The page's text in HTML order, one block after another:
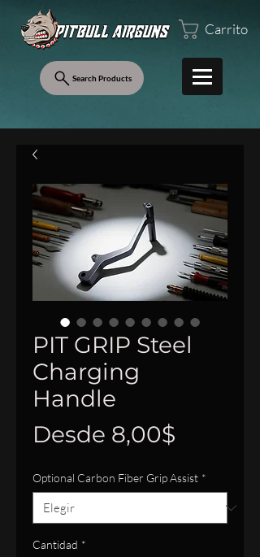
Search Products
Carrito
PIT GRIP Steel
Charging
Handle
Desde 8,00$
oferta
Optional Carbon Fiber Grip Assist *
Cantidad *